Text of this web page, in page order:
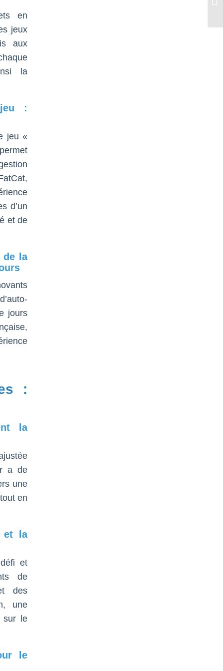
en
jeux
aux
la
jeu :
jeu «
d’un
et de
de la
jours
:
la
a de
une
en
et la
et
de
des
une
sur le
le